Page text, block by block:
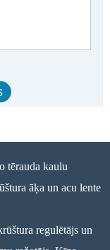
tērauda kaulu
āķa un acu lente
regulētājs un